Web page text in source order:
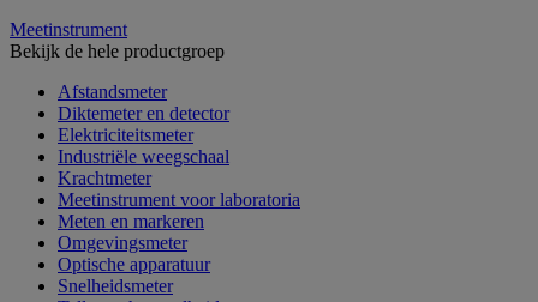
Meetinstrument
Bekijk de hele productgroep
Afstandsmeter
Diktemeter en detector
Elektriciteitsmeter
Industriële weegschaal
Krachtmeter
Meetinstrument voor laboratoria
Meten en markeren
Omgevingsmeter
Optische apparatuur
Snelheidsmeter